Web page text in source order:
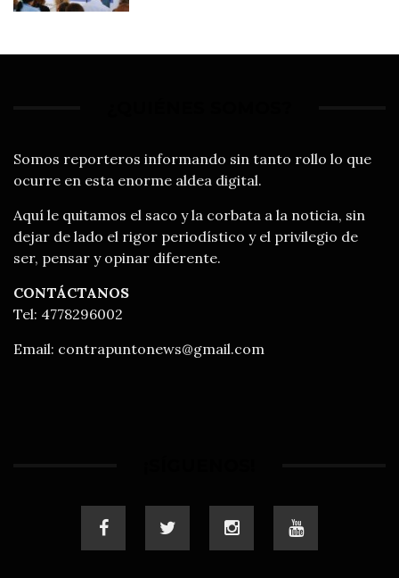
Somos reporteros informando sin tanto rollo lo que
ocurre en esta enorme aldea digital.
Aquí le quitamos el saco y la corbata a la noticia, sin
dejar de lado el rigor periodístico y el privilegio de
ser, pensar y opinar diferente.
CONTÁCTANOS
Tel: 4778296002
Email: contrapuntonews@gmail.com